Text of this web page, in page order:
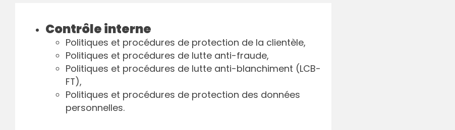
Contrôle interne
Politiques et procédures de protection de la clientèle,
Politiques et procédures de lutte anti-fraude,
Politiques et procédures de lutte anti-blanchiment (LCB-
FT),
Politiques et procédures de protection des données
personnelles.